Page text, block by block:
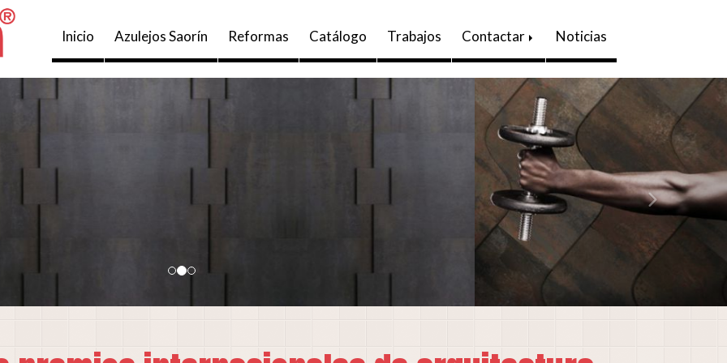
Inicio Azulejos Saorín Reformas Catálogo Trabajos Contactar Noticias